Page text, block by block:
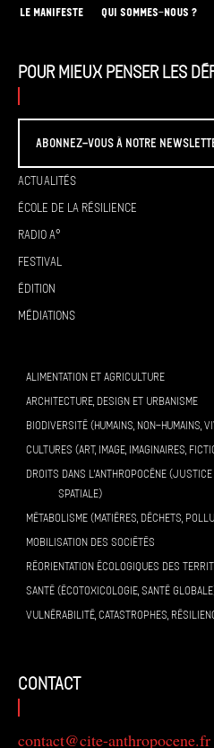
LE MANIFESTE QUI SOMMES-NOUS ?
Pour mieux penser les
Abonnez-vous à Notre
Actualités
École de la résilience
Radio A°
Festival
Édition
Médiations
ALIMENTATION ET AGRICULTURE
ARCHITECTURE, DESIGN ET URBANISME
BIODIVERSITÉ (HUMAINS, NON-HUMAINS,
CULTURES (ART, IMAGE, IMAGINAIRES,
DROITS DANS L’ANTHROPOCÈNE
SPATIALE)
MÉTABOLISME (MATIÈRES, DÉCHETS,
MOBILISATION DES SOCIÉTÉS
RÉORIENTATION ÉCOLOGIQUES DES
SANTÉ (ÉCOTOXICOLOGIE, SANTÉ
VULNÉRABILITÉ, CATASTROPHES,
contact
contact@cite-anthropocene.fr